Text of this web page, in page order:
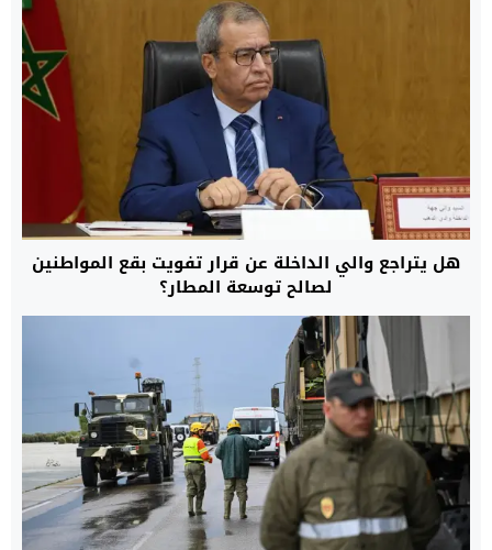
هل يتراجع والي الداخلة عن قرار تفويت بقع المواطنين
لصالح توسعة المطار؟